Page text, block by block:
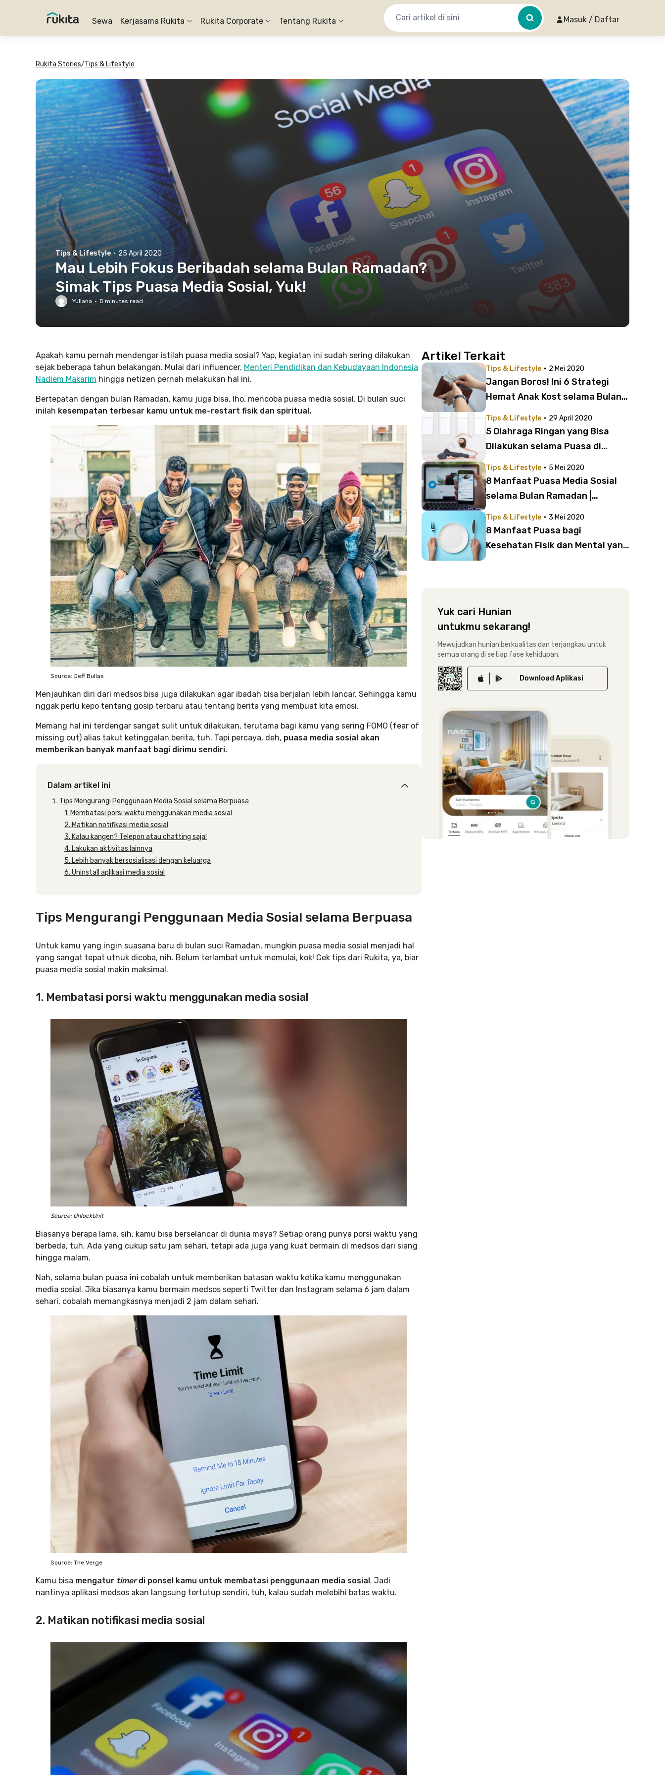
Sewa Kerjasama Rukita Rukita Corporate Tentang Rukita Masuk / Daftar
Rukita Stories/Tips & Lifestyle
Tips & Lifestyle · 25 April 2020
Mau Lebih Fokus Beribadah selama Bulan Ramadan?
Simak Tips Puasa Media Sosial, Yuk!
Yuliana · 5 minutes read
Apakah kamu pernah mendengar istilah puasa media sosial? Yap, kegiatan ini sudah sering dilakukan
sejak beberapa tahun belakangan. Mulai dari influencer, Menteri Pendidikan dan Kebudayaan Indonesia
Nadiem Makarim hingga netizen pernah melakukan hal ini.
Bertepatan dengan bulan Ramadan, kamu juga bisa, lho, mencoba puasa media sosial. Di bulan suci
inilah kesempatan terbesar kamu untuk me-restart fisik dan spiritual.
Source: Jeff Bullas
Menjauhkan diri dari medsos bisa juga dilakukan agar ibadah bisa berjalan lebih lancar. Sehingga kamu
nggak perlu kepo tentang gosip terbaru atau tentang berita yang membuat kita emosi.
Memang hal ini terdengar sangat sulit untuk dilakukan, terutama bagi kamu yang sering FOMO (fear of
missing out) alias takut ketinggalan berita, tuh. Tapi percaya, deh, puasa media sosial akan
memberikan banyak manfaat bagi dirimu sendiri.
Dalam artikel ini
Tips Mengurangi Penggunaan Media Sosial selama Berpuasa
1. Membatasi porsi waktu menggunakan media sosial
2. Matikan notifikasi media sosial
3. Kalau kangen? Telepon atau chatting saja!
4. Lakukan aktivitas lainnya
5. Lebih banyak bersosialisasi dengan keluarga
6. Uninstall aplikasi media sosial
Tips Mengurangi Penggunaan Media Sosial selama Berpuasa
Untuk kamu yang ingin suasana baru di bulan suci Ramadan, mungkin puasa media sosial menjadi hal
yang sangat tepat utnuk dicoba, nih. Belum terlambat untuk memulai, kok! Cek tips dari Rukita, ya, biar
puasa media sosial makin maksimal.
1. Membatasi porsi waktu menggunakan media sosial
Source: UnlockUnit
Biasanya berapa lama, sih, kamu bisa berselancar di dunia maya? Setiap orang punya porsi waktu yang
berbeda, tuh. Ada yang cukup satu jam sehari, tetapi ada juga yang kuat bermain di medsos dari siang
hingga malam.
Nah, selama bulan puasa ini cobalah untuk memberikan batasan waktu ketika kamu menggunakan
media sosial. Jika biasanya kamu bermain medsos seperti Twitter dan Instagram selama 6 jam dalam
sehari, cobalah memangkasnya menjadi 2 jam dalam sehari.
Source: The Verge
Kamu bisa mengatur timerdi ponsel kamu untuk membatasi penggunaan media sosial. Jadi
nantinya aplikasi medsos akan langsung tertutup sendiri, tuh, kalau sudah melebihi batas waktu.
2. Matikan notifikasi media sosial
Artikel Terkait
Tips & Lifestyle · 2 Mei 2020
Jangan Boros! Ini 6 Strategi
Hemat Anak Kost selama Bulan
Tips & Lifestyle · 29 April 2020
5 Olahraga Ringan yang Bisa
Dilakukan selama Puasa di
Tips & Lifestyle · 5 Mei 2020
8 Manfaat Puasa Media Sosial
selama Bulan Ramadan |
Kesehatan, Lho!
Tips & Lifestyle · 3 Mei 2020
8 Manfaat Puasa bagi
Kesehatan Fisik dan Mental yang
Yuk cari Hunian
untukmu sekarang!
Mewujudkan hunian berkualitas dan terjangkau untuk
semua orang di setiap fase kehidupan.
Download Aplikasi